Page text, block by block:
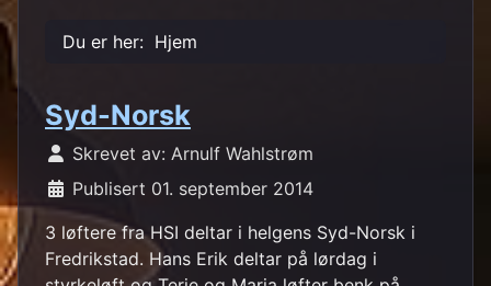
Du er her: Hjem
Syd-Norsk
Skrevet av: Arnulf Wahlstrøm
Publisert 01. september 2014
3 løftere fra HSI deltar i helgens Syd-Norsk i
Fredrikstad. Hans Erik deltar på lørdag i